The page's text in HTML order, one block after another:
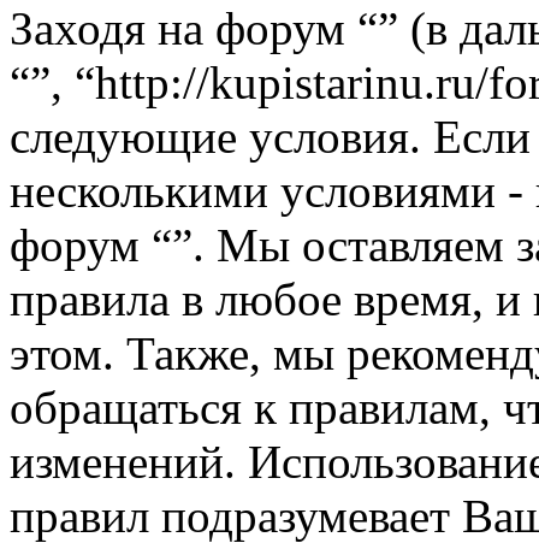
Заходя на форум “” (в
“”, “http://kupistarinu.ru/
следующие условия.
несколькими условиями -
форум “”. Мы оставляем
правила в любое время, и
этом. Также, мы
обращаться к правилам,
изменений.
правил подразумевает